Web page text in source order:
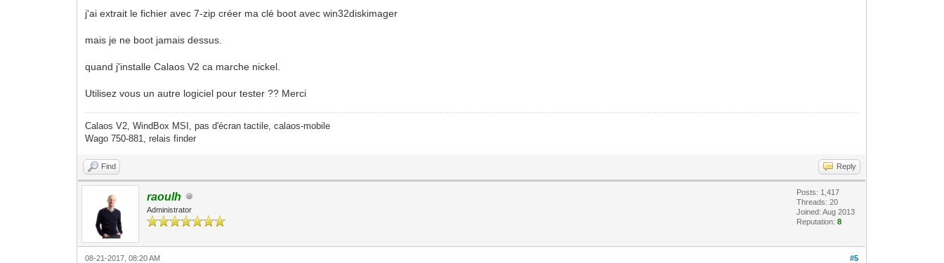
j'ai extrait le fichier avec 7-zip créer ma clé boot avec win32diskimager
mais je ne boot jamais dessus.
quand j'installe Calaos V2 ca marche nickel.
Utilisez vous un autre logiciel pour tester ?? Merci
Calaos V2, WindBox MSI, pas d'écran tactile, calaos-mobile
Wago 750-881, relais finder
Find Reply
raoulh
Administrator
Posts: 1,417
Threads: 20
Joined: Aug 2013
Reputation:8
#5
08-21-2017, 08:20 AM